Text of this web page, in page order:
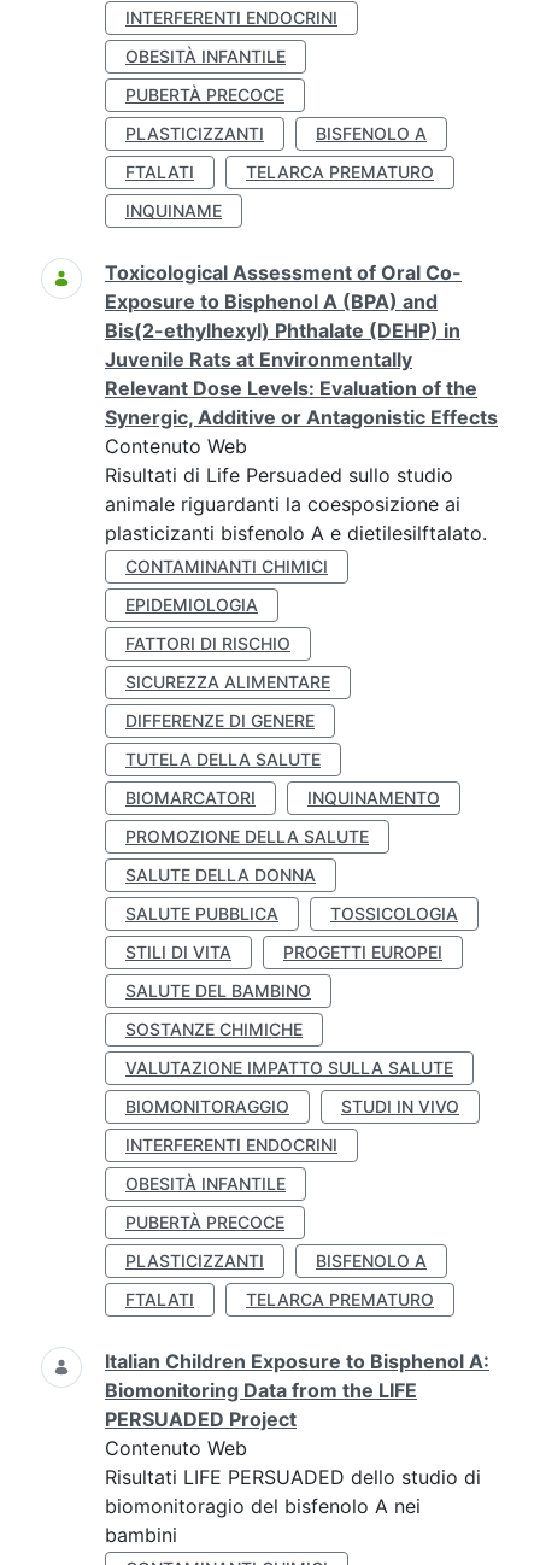
INTERFERENTI ENDOCRINI
OBESITÀ INFANTILE
PUBERTÀ PRECOCE
PLASTICIZZANTI
BISFENOLO A
FTALATI
TELARCA PREMATURO
INQUINAME
Toxicological Assessment of Oral Co-
Exposure to Bisphenol A (BPA) and
Bis(2-ethylhexyl) Phthalate (DEHP) in
Juvenile Rats at Environmentally
Relevant Dose Levels: Evaluation of the
Synergic, Additive or Antagonistic Effects
Contenuto Web
Risultati di Life Persuaded sullo studio
animale riguardanti la coesposizione ai
plasticizanti bisfenolo A e dietilesilftalato.
CONTAMINANTI CHIMICI
EPIDEMIOLOGIA
FATTORI DI RISCHIO
SICUREZZA ALIMENTARE
DIFFERENZE DI GENERE
TUTELA DELLA SALUTE
BIOMARCATORI
INQUINAMENTO
PROMOZIONE DELLA SALUTE
SALUTE DELLA DONNA
SALUTE PUBBLICA
TOSSICOLOGIA
STILI DI VITA
PROGETTI EUROPEI
SALUTE DEL BAMBINO
SOSTANZE CHIMICHE
VALUTAZIONE IMPATTO SULLA SALUTE
BIOMONITORAGGIO
STUDI IN VIVO
INTERFERENTI ENDOCRINI
OBESITÀ INFANTILE
PUBERTÀ PRECOCE
PLASTICIZZANTI
BISFENOLO A
FTALATI
TELARCA PREMATURO
Italian Children Exposure to Bisphenol A:
Biomonitoring Data from the LIFE
PERSUADED Project
Contenuto Web
Risultati LIFE PERSUADED dello studio di
biomonitoragio del bisfenolo A nei
bambini